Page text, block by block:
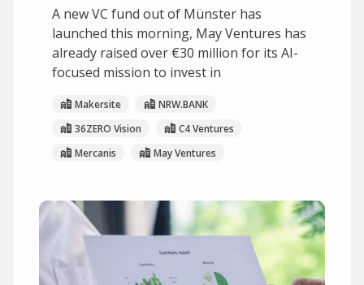
A new VC fund out of Münster has
launched this morning, May Ventures has
already raised over €30 million for its AI-
focused mission to invest in
Makersite
NRW.BANK
36ZERO Vision
C4 Ventures
Mercanis
May Ventures